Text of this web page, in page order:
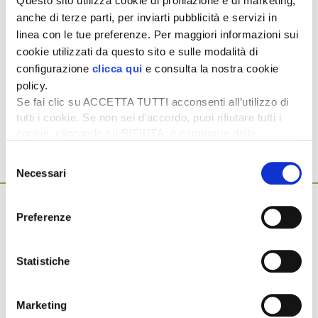
anche di terze parti, per inviarti pubblicità e servizi in
linea con le tue preferenze. Per maggiori informazioni sui
cookie utilizzati da questo sito e sulle modalità di
configurazione clicca qui e consulta la nostra cookie
policy.
Se fai clic su ACCETTA TUTTI acconsenti all’utilizzo di
tutti i cookie. Se non sei d’accordo, puoi rifiutare tutti i
desideri accettare e cliccando ACCETTA SELEZIONATI.
delNecessari
Preferenze
Statistiche
Marketing
del latte non sia finita e che si possascendere sotto i
20 euro/100 L nelle prossime settimane
Argomenti:
LATTE
Cinque pilastri per proteggere la zootecnia
zootecnia, un settore fragile da proteggere Non più il “grande
imputato” del cambiamento climatico, ma un settore fragile,
2 Luglio 2026